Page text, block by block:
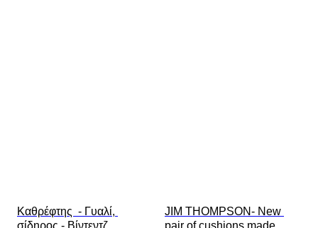
Καθρέφτης  - Γυαλί,
σίδηρος - Βίντεντζ
JIM THOMPSON- New
pair of cushions made